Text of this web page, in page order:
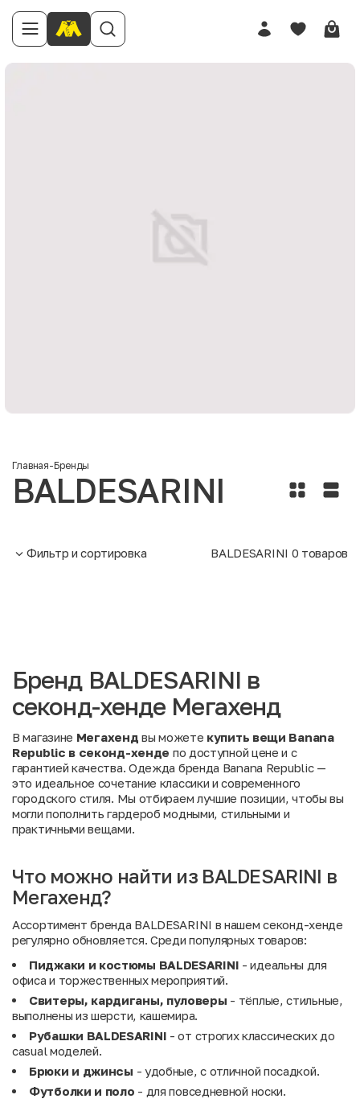
Главная-Бренды
BALDESARINI
Фильтр и сортировка BALDESARINI 0 товаров
Бренд BALDESARINI в
секонд-хенде Мегахенд
В магазине Мегахенд вы можете купить вещи Banana
Republic в секонд-хенде по доступной цене и с
гарантией качества. Одежда бренда Banana Republic —
это идеальное сочетание классики и современного
городского стиля. Мы отбираем лучшие позиции, чтобы вы
могли пополнить гардероб модными, стильными и
практичными вещами.
Что можно найти из BALDESARINI в
Мегахенд?
Ассортимент бренда BALDESARINI в нашем секонд-хенде
регулярно обновляется. Среди популярных товаров:
Пиджаки и костюмы BALDESARINI - идеальны для
офиса и торжественных мероприятий.
Свитеры, кардиганы, пуловеры - тёплые, стильные,
выполнены из шерсти, кашемира.
Рубашки BALDESARINI - от строгих классических до
casual моделей.
Брюки и джинсы - удобные, с отличной посадкой.
Футболки и поло - для повседневной носки.